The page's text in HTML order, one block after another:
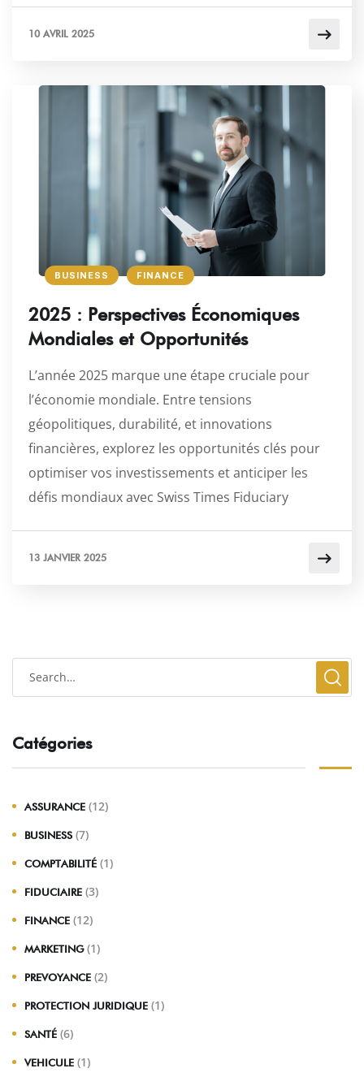
10 AVRIL 2025
BUSINESS FINANCE
2025 : Perspectives Économiques
Mondiales et Opportunités
L’année 2025 marque une étape cruciale pour
l’économie mondiale. Entre tensions
géopolitiques, durabilité, et innovations
financières, explorez les opportunités clés pour
optimiser vos investissements et anticiper les
défis mondiaux avec Swiss Times Fiduciary
13 JANVIER 2025
Catégories
ASSURANCE (12)
BUSINESS (7)
COMPTABILITÉ (1)
FIDUCIAIRE (3)
FINANCE (12)
MARKETING (1)
PREVOYANCE (2)
PROTECTION JURIDIQUE (1)
SANTÉ (6)
VEHICULE (1)